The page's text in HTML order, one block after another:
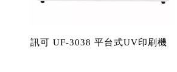
訊可 UF-3038 平台式UV印刷機